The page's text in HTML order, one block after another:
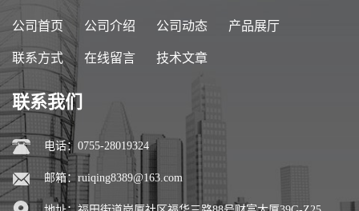
公司首页 公司介绍 公司动态 产品展厅
联系方式 在线留言 技术文章
联系我们
电话：0755-28019324
邮箱： ruiqing8389@163.com